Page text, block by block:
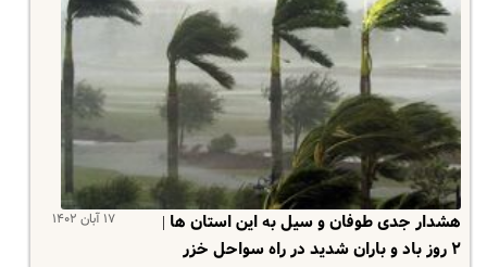
۱۷ آبان ۱۴۰۲
هشدار جدی طوفان و سیل به این استان ها |
۲ روز باد و باران شدید در راه سواحل خزر